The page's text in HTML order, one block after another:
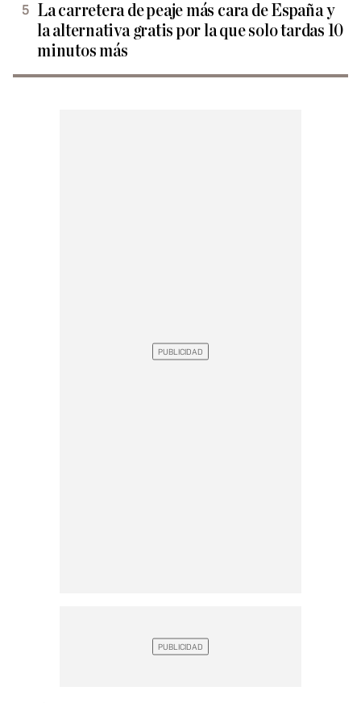
La carretera de peaje más cara de España y
la alternativa gratis por la que solo tardas 10
minutos más